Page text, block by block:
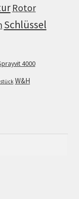
Rotor
Schlüssel
4000
W&H